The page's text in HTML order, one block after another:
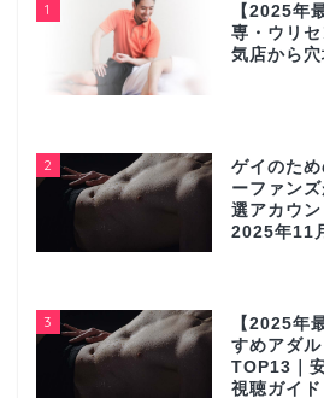
1
【2025年
専・ウリ
気店から穴
2
ゲイのた
ーファン
選アカウン
2025年11
3
【2025年
すめアダ
TOP13｜
視聴ガイド